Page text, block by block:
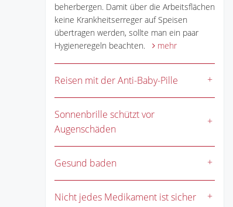
beherbergen. Damit über die Arbeitsflächen
keine Krankheitserreger auf Speisen
übertragen werden, sollte man ein paar
Hygieneregeln beachten.
mehr
Reisen mit der Anti-Baby-Pille
Sonnenbrille schützt vor
Augenschäden
Gesund baden
Nicht jedes Medikament ist sicher